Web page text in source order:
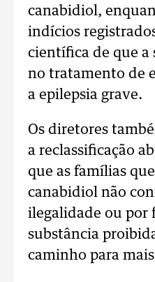
canabidiol,
indícios
científica de que a
no tratamento de
a epilepsia grave.
Os diretores
a reclassificação
que as famílias
canabidiol não
ilegalidade ou por
substância
caminho para